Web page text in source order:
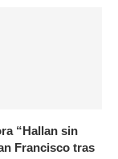
“Hallan sin
Francisco tras